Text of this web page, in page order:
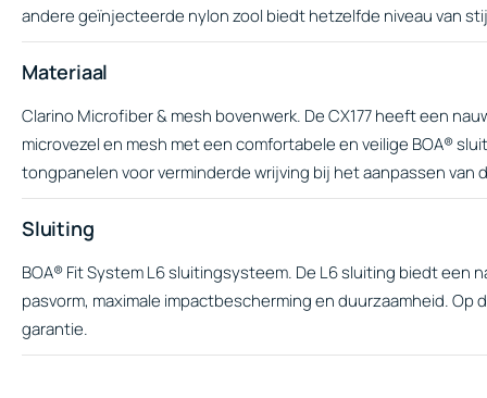
andere geïnjecteerde nylon zool biedt hetzelfde niveau van
Materiaal
Clarino Microfiber & mesh bovenwerk. De CX177 heeft een
microvezel en mesh met een comfortabele en veilige BOA®
tongpanelen voor verminderde wrijving bij het aanpassen van
Sluiting
BOA® Fit System L6 sluitingsysteem. De L6 sluiting biedt een
pasvorm, maximale impactbescherming en duurzaamheid.
garantie.